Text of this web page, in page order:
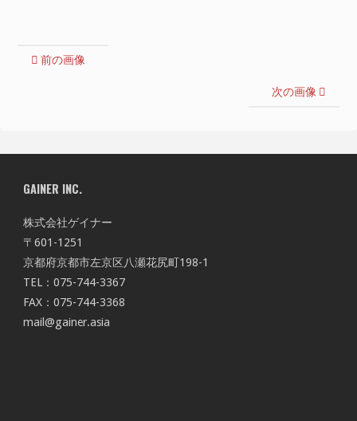
前の画像
次の画像
GAINER INC.
株式会社ゲイナー
〒601-1251
京都府京都市左京区八瀬花尻町198-1
TEL：075-744-3367
FAX：075-744-3368
mail@gainer.asia